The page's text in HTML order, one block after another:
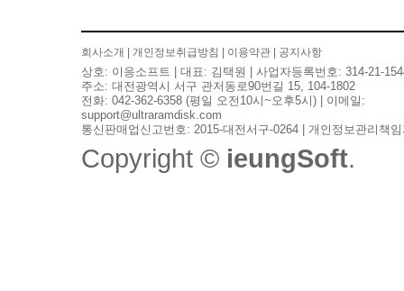
회사소개 개인정보취급방침 이용약관 공지사항
상호: 이응소프트 | 대표: 김택원 | 사업자등록번호: 314-21-
주소: 대전광역시 서구 관저동로90번길 15, 104-1802
전화: 042-362-6358 (평일 오전10시~오후5시) | 이메일:
support@ultraramdisk.com
통신판매업신고번호: 2015-대전서구-0264 | 개인정보관리책
Copyright © ieungSoft.